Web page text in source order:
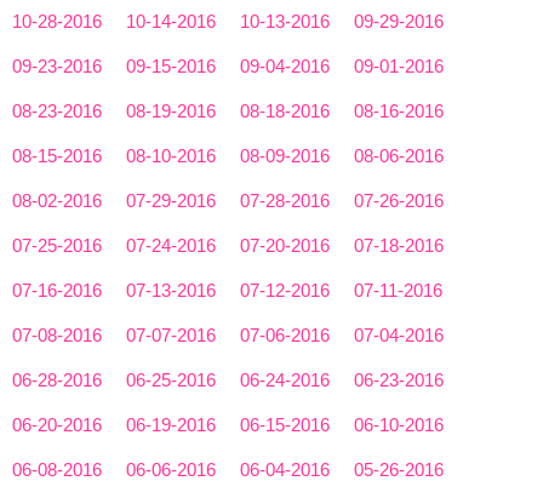
10-28-2016 10-14-2016 10-13-2016 09-29-2016
09-23-2016 09-15-2016 09-04-2016 09-01-2016
08-23-2016 08-19-2016 08-18-2016 08-16-2016
08-15-2016 08-10-2016 08-09-2016 08-06-2016
08-02-2016 07-29-2016 07-28-2016 07-26-2016
07-25-2016 07-24-2016 07-20-2016 07-18-2016
07-16-2016 07-13-2016 07-12-2016 07-11-2016
07-08-2016 07-07-2016 07-06-2016 07-04-2016
06-28-2016 06-25-2016 06-24-2016 06-23-2016
06-20-2016 06-19-2016 06-15-2016 06-10-2016
06-08-2016 06-06-2016 06-04-2016 05-26-2016